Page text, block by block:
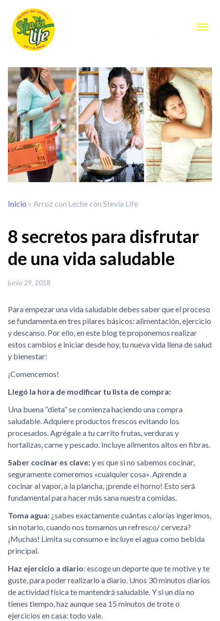
Inicio » Arroz con Leche con Stevia Life
8 secretos para disfrutar
de una vida saludable
junio 29, 2018
Para empezar una vida saludable debes saber que el proceso
se fundamenta en tres pilares básicos: alimentación, ejercicio
y descanso. Por ello, en este blog te proponemos realizar
estos cambios e iniciar desde hoy, tu nueva vida llena de salud
y bienestar:
¡Comencemos!
Llegó la hora de modificar tu lista de compra:
Una buena “dieta” se comienza haciendo una compra
saludable. Adquiere productos frescos evitando los
procesados. Agrégale a tu carrito frutas, verduras y
hortalizas, carne y pescado. Incluye alimentos altos en fibras.
Saber cocinar es clave:y es que si no sabemos cocinar,
seguramente comeremos «cualquier cosa». Aprende a
cocinar al vapor, a la plancha, ¡prende el horno! Esto será
fundamental para hacer más sana nuestra comidas.
Toma agua: ¿sabes exactamente cuántas calorías ingerimos,
sin notarlo, cuando nos tomamos un refresco/ cerveza?
¡Muchas! Limita su consumo e incluye el agua como bebida
principal.
Haz ejercicio a diario: escoge un deporte que te motive y te
guste, para poder realizarlo a diario. Unos 30 minutos diarios
de actividad física te mantendrá saludable. Y si un día no
tienes tiempo, haz aunque sea 15 minutos de trote o
ejercicios en casa: todo vale.